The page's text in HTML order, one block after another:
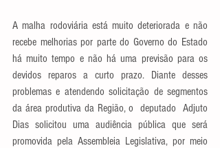
A malha rodoviária está muito deteriorada e não
recebe melhorias por parte do Governo do Estado
há muito tempo e não há uma previsão para os
devidos reparos a curto prazo. Diante desses
problemas e atendendo solicitação de segmentos
da área produtiva da Região, o  deputado  Adjuto
Dias solicitou uma audiência pública que será
promovida pela Assembleia Legislativa, por meio